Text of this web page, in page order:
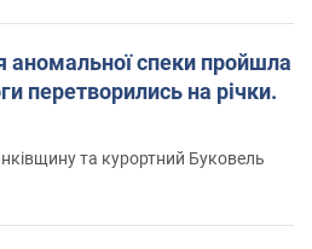
аномальної спеки пройшла
перетворились на річки.
та курортний Буковель